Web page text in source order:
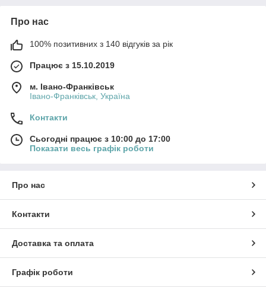
Про нас
100% позитивних з 140 відгуків за рік
Працює з 15.10.2019
м. Івано-Франківськ
Івано-Франківськ, Україна
Контакти
Сьогодні працює з 10:00 до 17:00
Показати весь графік роботи
Про нас
Контакти
Доставка та оплата
Графік роботи